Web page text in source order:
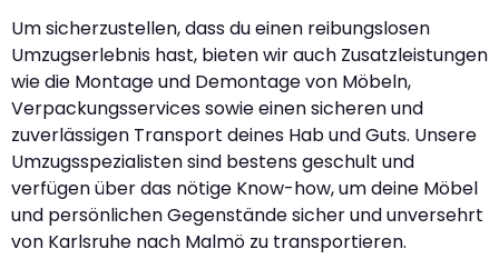
Um sicherzustellen, dass du einen reibungslosen
Umzugserlebnis hast, bieten wir auch Zusatzleistungen
wie die Montage und Demontage von Möbeln,
Verpackungsservices sowie einen sicheren und
zuverlässigen Transport deines Hab und Guts. Unsere
Umzugsspezialisten sind bestens geschult und
verfügen über das nötige Know-how, um deine Möbel
und persönlichen Gegenstände sicher und unversehrt
von Karlsruhe nach Malmö zu transportieren.